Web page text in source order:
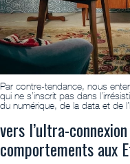
Par contre-tendance, nous
qui ne s’inscrit pas dans
du numérique, de la data et de
vers l’ultra-
comportements aux